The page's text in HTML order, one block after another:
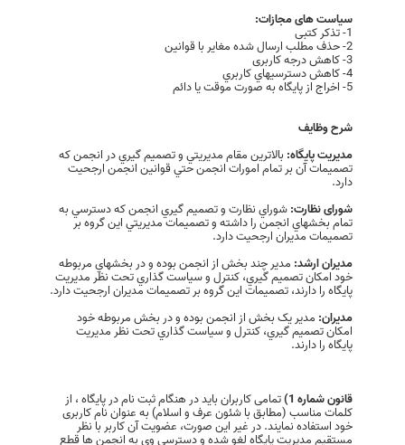
سیاست های مجازات:
1- تذکر کتبی
2- حذف مطلب ارسال شده مغایر با قوانین
3- کاهش درجه کاربری
4- کاهش دسترسيهاي کاربري
5- اخراج از پایگاه به صورت موقت يا دائم
شرح وظایف
مدیريت پایگاه: بالاترين مقام مديريتي و تصميم گيري در انجمن که
تصميمات آن بر تمام امورات انجمن حتي قوانين انجمن ارجحيت
دارد.
شورای نظارت:شوراي نظارت و تصميم گيري انجمن که دسترسي به
تمام بخشهاي انجمن را داشته و تصميمات مديريتي اين گروه بر
تصميمات مديران ارجحيت دارد.
مدیران ارشد: مدير چند بخش از انجمن بوده و در بخشهاي مربوطه
خود امکان تصميم گيري، کنترل و سياست گذاري تحت نظر مديريت
پايگاه را دارند، تصميمات اين گروه بر تصميمات مديران ارجحيت دارد.
مدیران: مدير يک بخش از انجمن بوده و در بخش مربوطه خود
امکان تصميم گيري، کنترل و سياست گذاري تحت نظر مديريت
پايگاه را دارند.
قانون شماره 1) تمامی کاربران باید در هنگام ثبت نام در پایگاه ، از
کلمات مناسب (مطابق با شئون عرف و اسلام) به عنوان نام کاربری
خود استفاده نمایند. در غیر این صورت، عضویت آن كاربر با نظر
مستقیم مدیریت پایگاه لغو شده و دسترسي وي به انجمن ها قطع